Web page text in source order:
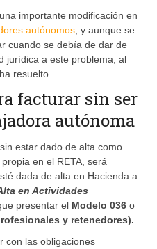
importante modificación en
autónomos , y aunque se
cuando se debía de dar de
jurídica a este problema, al
resuelto.
facturar sin ser
autónoma
estar dado de alta como
en el RETA, será
dada de alta en Hacienda a
en Actividades
presentar el Modelo 036 o
y retenedores).
con las obligaciones